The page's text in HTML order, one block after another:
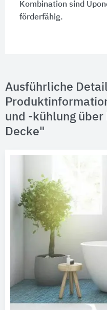
Kombination sind
förderfähig.
Ausführliche
und -kühlung über
Decke"